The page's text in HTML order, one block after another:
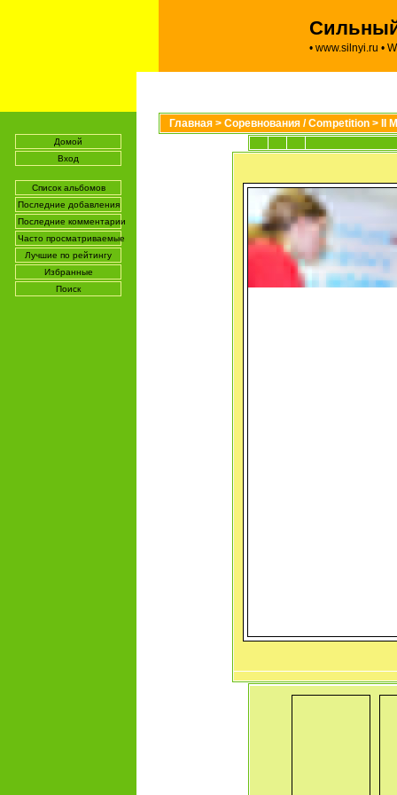
• www.silnyi.ru •
Домой
Вход
Список альбомов
Последние добавления
Последние комментарии
Часто просматриваемые
Лучшие по рейтингу
Избранные
Поиск
Главная > Соревнования / Competition > II